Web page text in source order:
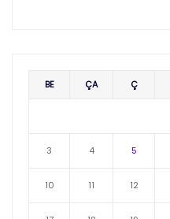
BE ÇA Ç
3 4 5
10 11 12